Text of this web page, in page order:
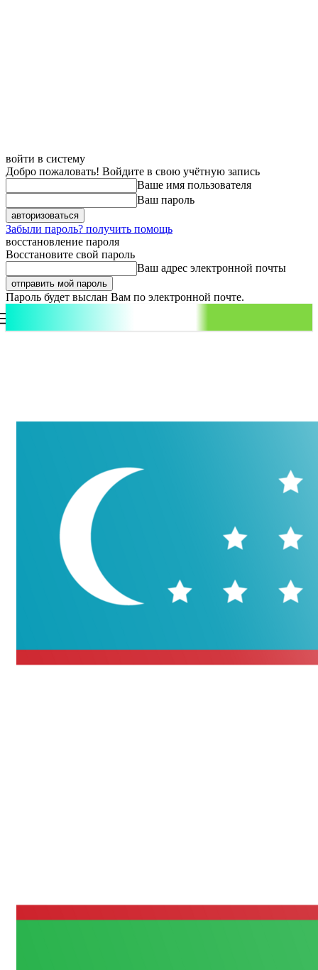
войти в систему
Добро пожаловать! Войдите в свою учётную запись
Ваше имя пользователя
Ваш пароль
Забыли пароль? получить помощь
восстановление пароля
Восстановите свой пароль
Ваш адрес электронной почты
Пароль будет выслан Вам по электронной почте.